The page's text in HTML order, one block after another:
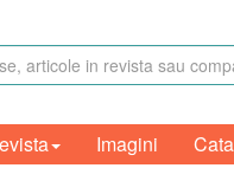
Imagini